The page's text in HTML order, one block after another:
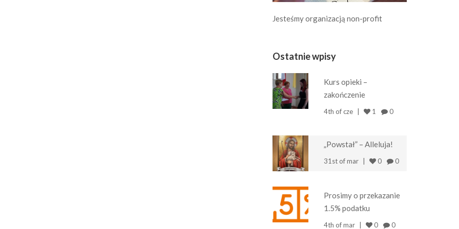
Jesteśmy organizacją non-profit
Ostatnie wpisy
Kurs opieki –
zakończenie
4th of cze 1 0
„Powstał” – Alleluja!
31st of mar 0 0
Prosimy o przekazanie
1.5% podatku
4th of mar 0 0